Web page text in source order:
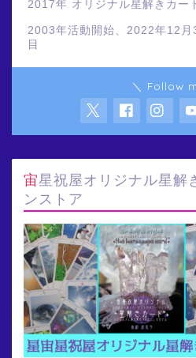
2017年 オリジナル星解きカー
2003年活動開始、2022年12月
目
＼ Follow
宙星祝屋オリジナル星解きカード® オンライ
ンストア